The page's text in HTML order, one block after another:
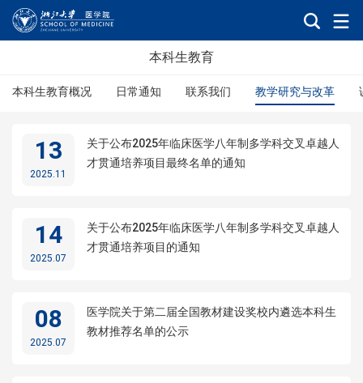
本科生教育
本科生教育概况 日常通知 联系我们 教学研究与改革
13
2025.11
关于公布2025年临床医学八年制多学科交叉卓越人
才贯通培养项目最终名单的通知
14
2025.07
关于公布2025年临床医学八年制多学科交叉卓越人
才贯通培养项目的通知
08
2025.07
医学院关于第二届全国教材建设奖校内遴选本科生
教材推荐名单的公示